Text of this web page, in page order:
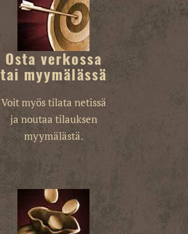
Osta verkossa
tai myymälässä
Voit myös tilata netissä
ja noutaa tilauksen
myymälästä.